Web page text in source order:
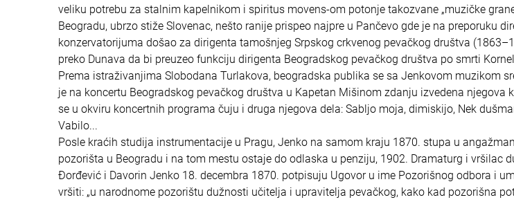
veliku potrebu za stalnim kapelnikom i spiritus movens-om potonje takozvane „muzičke
Beogradu, ubrzo stiže Slovenac, nešto ranije prispeo najpre u Pančevo gde je na preporuku
konzervatorijuma došao za dirigenta tamošnjeg Srpskog crkvenog pevačkog društva
preko Dunava da bi preuzeo funkciju dirigenta Beogradskog pevačkog društva po smrti
Prema istraživanjima Slobodana Turlakova, beogradska publika se sa Jenkovom muzikom
je na koncertu Beogradskog pevačkog društva u Kapetan Mišinom zdanju izvedena njegova
se u okviru koncertnih programa čuju i druga njegova dela: Sabljo moja, dimiskijo, Nek
Vabilo...
Posle kraćih studija instrumentacije u Pragu, Jenko na samom kraju 1870. stupa u
pozorišta u Beogradu i na tom mestu ostaje do odlaska u penziju, 1902. Dramaturg i vršilac
Đorđević i Davorin Jenko 18. decembra 1870. potpisuju Ugovor u ime Pozorišnog odbora i
vršiti: „u narodnome pozorištu dužnosti učitelja i upravitelja pevačkog, kako kad pozorišna